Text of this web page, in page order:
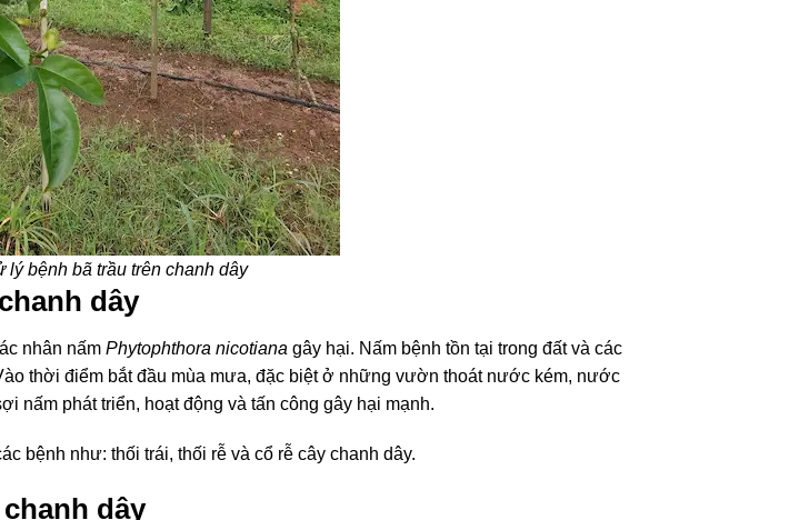
lý bệnh bã trầu trên chanh dây
dây
nhân nấmPhytophthora nicotianagây hại. Nấm bệnh tồn tại trong đất và các
thời điểm bắt đầu mùa mưa, đặc biệt ở những vườn thoát nước kém, nước
nấm phát triển, hoạt động và tấn công gây hại mạnh.
bệnh như: thối trái, thối rễ và cổ rễ cây chanh dây.
dây